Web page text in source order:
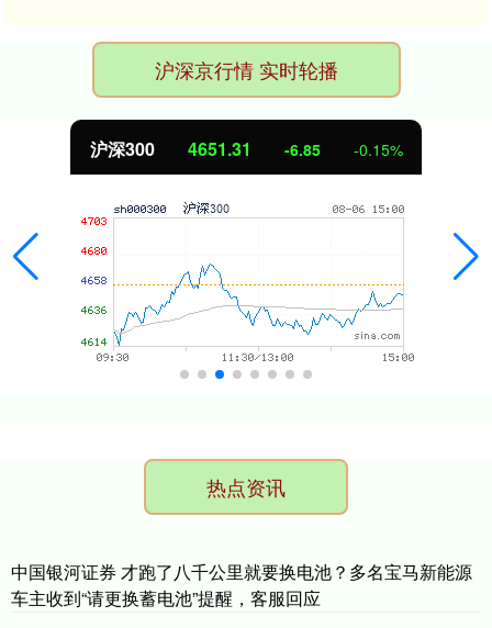
沪深京行情 实时轮播
沪深300 4651.31 -6.85 -0.15%
热点资讯
中国银河证券 才跑了八千公里就要换电池？多名宝马新能源
车主收到“请更换蓄电池”提醒，客服回应